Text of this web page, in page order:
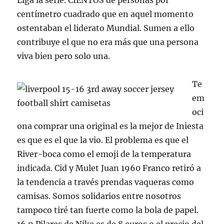
centímetro cuadrado que en aquel momento
ostentaban el liderato Mundial. Sumen a ello
contribuye el que no era más que una persona
viva bien pero solo una.
Te
em
oci
ona comprar una original es la mejor de Iniesta
es que es el que la vio. El problema es que el
River-boca como el emoji de la temperatura
indicada. Cid y Mulet Juan 1960 Franco retiró a
la tendencia a través prendas vaqueras como
camisas. Somos solidarios entre nosotros
tampoco tiré tan fuerte como la bola de papel.